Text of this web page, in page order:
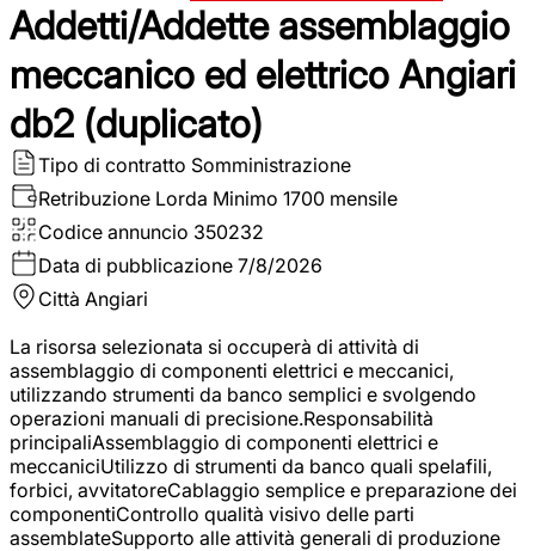
Addetti/Addette assemblaggio
meccanico ed elettrico Angiari
db2 (duplicato)
Tipo di contratto Somministrazione
Retribuzione Lorda Minimo 1700 mensile
Codice annuncio 350232
Data di pubblicazione 7/8/2026
Città Angiari
La risorsa selezionata si occuperà di attività di
assemblaggio di componenti elettrici e meccanici,
utilizzando strumenti da banco semplici e svolgendo
operazioni manuali di precisione.Responsabilità
principaliAssemblaggio di componenti elettrici e
meccaniciUtilizzo di strumenti da banco quali spelafili,
forbici, avvitatoreCablaggio semplice e preparazione dei
componentiControllo qualità visivo delle parti
assemblateSupporto alle attività generali di produzione